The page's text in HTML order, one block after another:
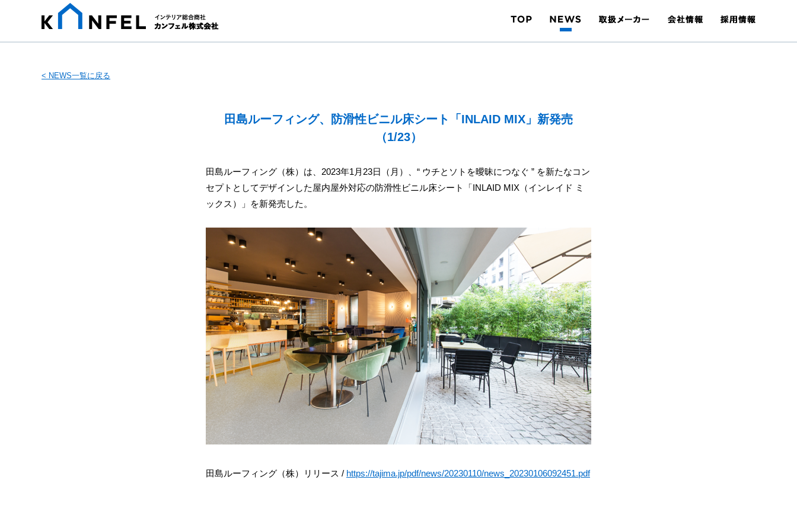
< NEWS一覧に戻る
田島ルーフィング、防滑性ビニル床シート「INLAID MIX」新発売
（1/23）
田島ルーフィング（株）は、2023年1月23日（月）、“ ウチとソトを曖昧につなぐ ” を新たなコン
セプトとしてデザインした屋内屋外対応の防滑性ビニル床シート「INLAID MIX（インレイド ミ
ックス）」を新発売した。
田島ルーフィング（株）リリース / https://tajima.jp/pdf/news/20230110/news_20230106092451.pdf